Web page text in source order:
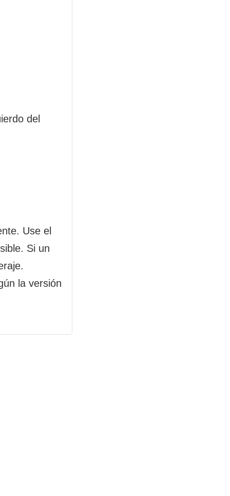
del
Use el
Si un
la versión